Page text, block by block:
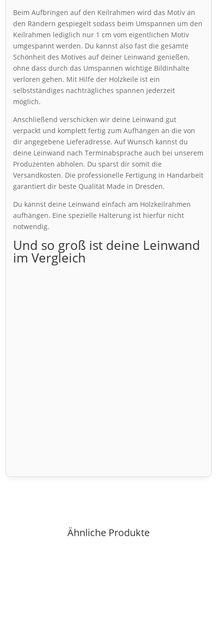
Beim Aufbringen auf den Keilrahmen wird das Motiv an
den Rändern gespiegelt sodass beim Umspannen um den
Keilrahmen lediglich nur 1 cm vom eigentlichen Motiv
umgespannt werden. Du kannst also fast die gesamte
Schönheit des Motives auf deiner Leinwand genießen,
ohne dass durch das Umspannen wichtige Bildinhalte
verloren gehen. Mit Hilfe der Holzkeile ist ein
selbstständiges nachträgliches spannen jederzeit
möglich.
Anschließend verschicken wir deine Leinwand gut
verpackt und komplett fertig zum Aufhängen an die von
dir angegebene Lieferadresse. Auf Wunsch kannst du
deine Leinwand nach Terminabsprache auch bei unserem
Produzenten abholen. Du sparst dir somit die
Versandkosten. Die professionelle Fertigung in Handarbeit
garantiert dir beste Qualität Made in Dresden.
Du kannst deine Leinwand einfach am Holzkeilrahmen
aufhängen. Eine spezielle Halterung ist hierfür nicht
notwendig.
Und so groß ist deine Leinwand
im Vergleich
Ähnliche Produkte